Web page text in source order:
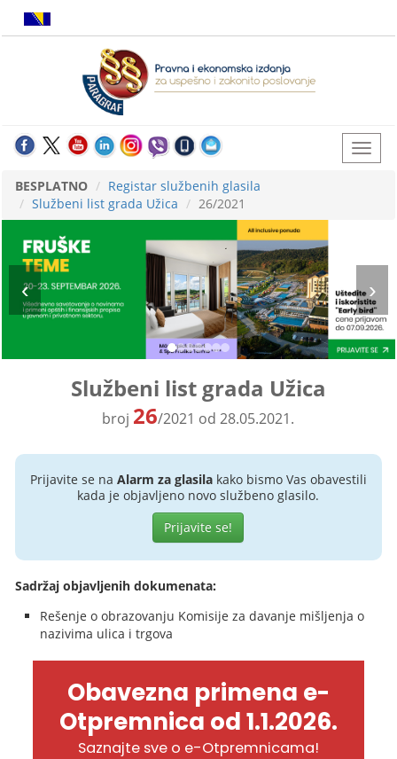
BESPLATNO
Registar službenih glasila
Službeni list grada Užica
26/2021
Službeni list grada Užica
broj 26/2021 od 28.05.2021.
Prijavite se na Alarm za glasilakako bismo Vas obavestili
kada je objavljeno novo službeno glasilo.
Prijavite se!
Sadržaj objavljenih dokumenata:
Rešenje o obrazovanju Komisije za davanje mišljenja o
nazivima ulica i trgova
Obavezna primena e-
Otpremnica od 1.1.2026.
Saznajte sve o e-Otpremnicama!